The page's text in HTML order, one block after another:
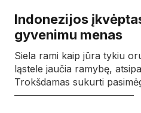
Indonezijos
gyvenimu menas
Siela rami kaip jūra tykiu
ląstele jaučia ramybę,
Trokšdamas sukurti